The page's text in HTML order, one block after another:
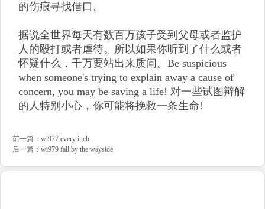
的伤痕寻找借口。
据说全世界每天有数百万孩子受到父母或者监护
人的殴打或者虐待。所以如果你听到了什么或者
怀疑什么，千万要站出来质问。Be suspicious
when someone's trying to explain away a cause of
concern, you may be saving a life! 对一些试图辩解
的人特别小心，你可能将挽救一条生命!
前一篇： wi977 every inch
后一篇： wi979 fall by the wayside